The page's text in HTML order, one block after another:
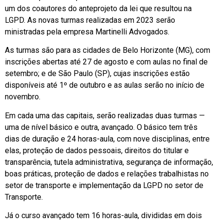
um dos coautores do anteprojeto da lei que resultou na
LGPD. As novas turmas realizadas em 2023 serão
ministradas pela empresa Martinelli Advogados.
As turmas são para as cidades de Belo Horizonte (MG), com
inscrições abertas até 27 de agosto e com aulas no final de
setembro; e de São Paulo (SP), cujas inscrições estão
disponíveis até 1º de outubro e as aulas serão no início de
novembro.
Em cada uma das capitais, serão realizadas duas turmas —
uma de nível básico e outra, avançado. O básico tem três
dias de duração e 24 horas-aula, com nove disciplinas, entre
elas, proteção de dados pessoais, direitos do titular e
transparência, tutela administrativa, segurança de informação,
boas práticas, proteção de dados e relações trabalhistas no
setor de transporte e implementação da LGPD no setor de
Transporte.
Já o curso avançado tem 16 horas-aula, divididas em dois